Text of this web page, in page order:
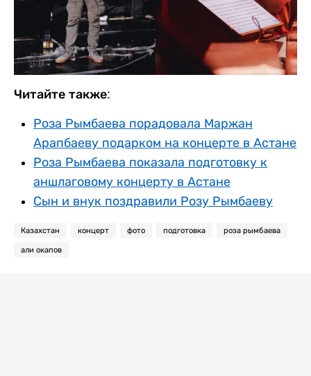
Читайте также:
Роза Рымбаева порадовала Маржан
Арапбаеву подарком на концерте в Астане
Роза Рымбаева показала подготовку к
аншлаговому концерту в Астане
Сын и внук поздравили Розу Рымбаеву
Казахстан концерт фото подготовка роза рымбаева
али окапов